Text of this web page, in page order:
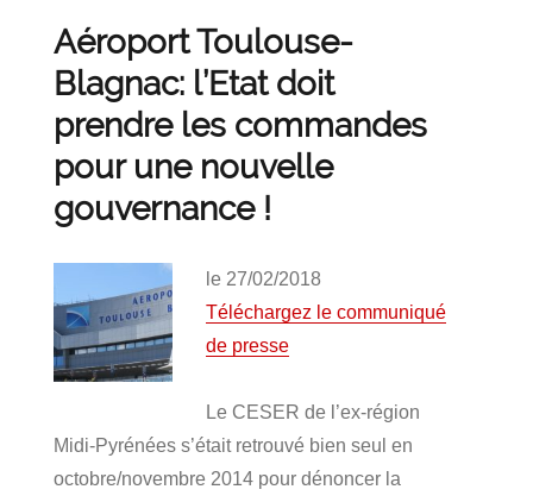
Aéroport Toulouse-
Blagnac: l’Etat doit
prendre les commandes
pour une nouvelle
gouvernance !
le 27/02/2018
Téléchargez le communiqué
de presse
Le CESER de l’ex-région
Midi-Pyrénées s’était retrouvé bien seul en
octobre/novembre 2014 pour dénoncer la